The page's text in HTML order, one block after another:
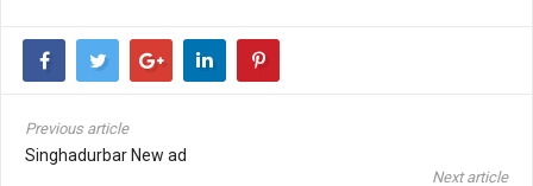
Previous article
Singhadurbar New ad
Next article